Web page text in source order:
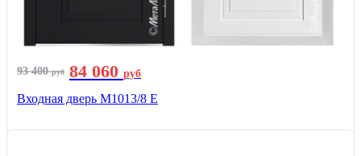
93 400руб 84 060 руб
Входная дверь М1013/8 E